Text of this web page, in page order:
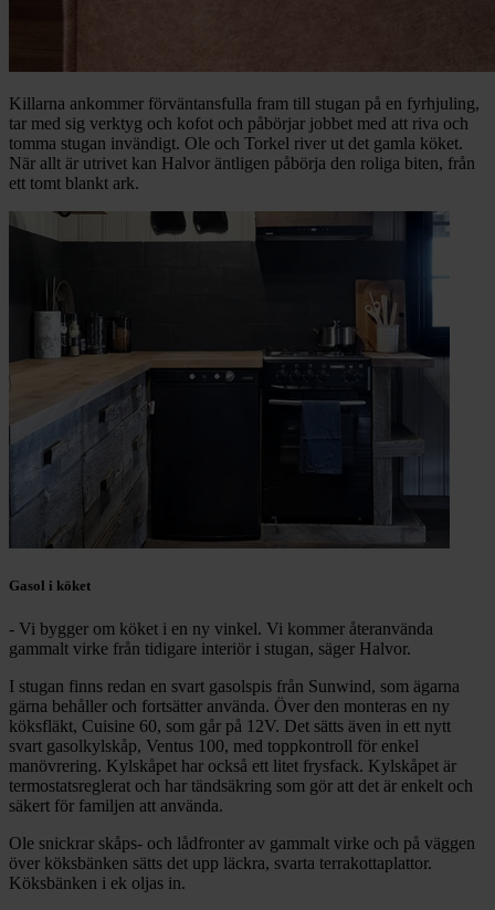
Killarna ankommer förväntansfulla fram till stugan på en fyrhjuling,
tar med sig verktyg och kofot och påbörjar jobbet med att riva och
tomma stugan invändigt. Ole och Torkel river ut det gamla köket.
När allt är utrivet kan Halvor äntligen påbörja den roliga biten, från
ett tomt blankt ark.
Gasol i köket
- Vi bygger om köket i en ny vinkel. Vi kommer återanvända
gammalt virke från tidigare interiör i stugan, säger Halvor.
I stugan finns redan en svart gasolspis från Sunwind, som ägarna
gärna behåller och fortsätter använda. Över den monteras en ny
köksfläkt, Cuisine 60, som går på 12V. Det sätts även in ett nytt
svart gasolkylskåp, Ventus 100, med toppkontroll för enkel
manövrering. Kylskåpet har också ett litet frysfack. Kylskåpet är
termostatsreglerat och har tändsäkring som gör att det är enkelt och
säkert för familjen att använda.
Ole snickrar skåps- och lådfronter av gammalt virke och på väggen
över köksbänken sätts det upp läckra, svarta terrakottaplattor.
Köksbänken i ek oljas in.